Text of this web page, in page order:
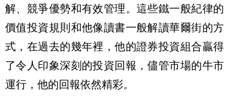
解、競爭優勢和有效管理。這些鐵一般紀律的
價值投資規則和他像讀書一般解讀華爾街的方
式，在過去的幾年裡，他的證券投資組合贏得
了令人印象深刻的投資回報，儘管市場的牛市
運行，他的回報依然精彩。